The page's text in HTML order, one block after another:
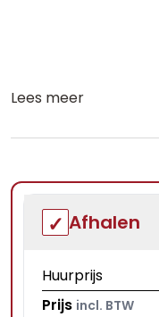
Lees meer
Afhalen
Huurprijs
Prijs incl. BTW